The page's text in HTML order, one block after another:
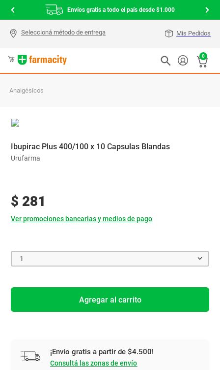
Envíos gratis a todo el país desde $1.000
Mis Pedidos
0
Analgésicos
Ibupirac Plus 400/100 x 10 Capsulas Blandas
Urufarma
$ 281
Ver promociones bancarias y medios de pago
1
Agregar al carrito
¡Envío gratis a partir de $4.500!
Consultá las zonas de envío